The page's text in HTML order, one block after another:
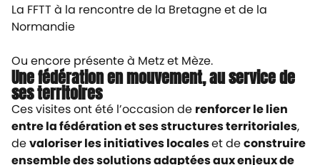
La FFTT à la rencontre de la Bretagne et de la
Normandie
Ou encore présente à Metz et Mèze.
Une fédération en mouvement, au service de
ses territoires
Ces visites ont été l’occasion de renforcer le lien
entre la fédération et ses structures territoriales,
devaloriser les initiatives localeset deconstruire
ensemble des solutions adaptées aux enjeux de